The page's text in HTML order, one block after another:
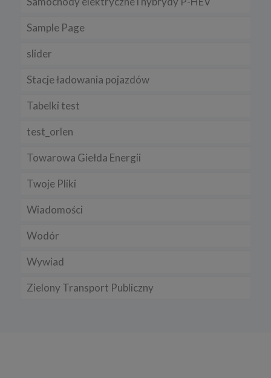
Sample Page
slider
Stacje ładowania pojazdów
Tabelki test
test_orlen
Towarowa Giełda Energii
Twoje Pliki
Wiadomości
Wodór
Wywiad
Zielony Transport Publiczny